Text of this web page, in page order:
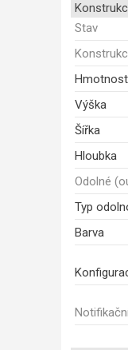
Stav
Hmotnost
Výška
Šířka
Hloubka
Odolné
Typ
Barva